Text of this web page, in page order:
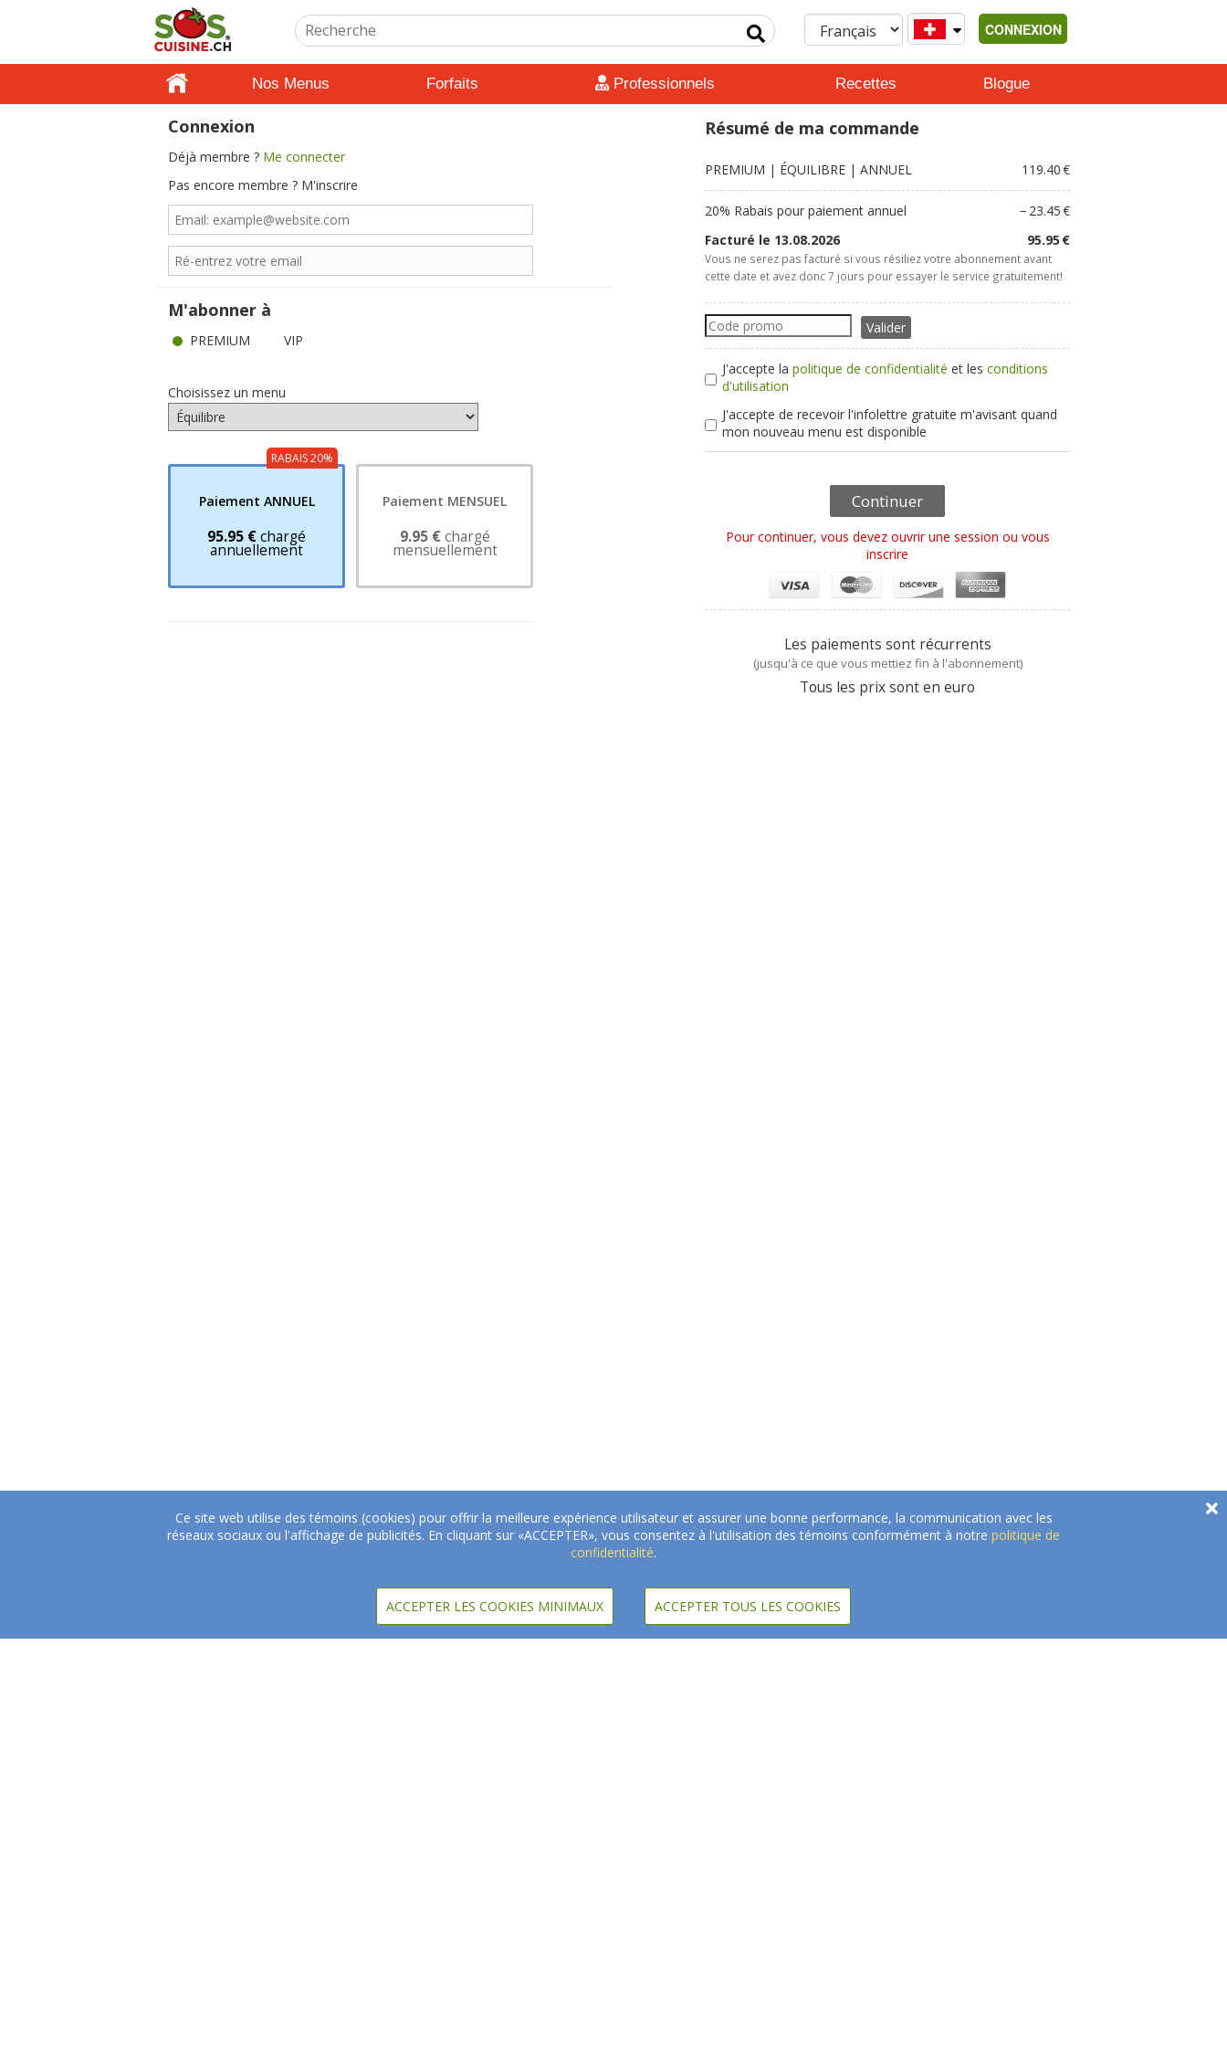
CONNEXION
Nos Menus Forfaits Professionnels Recettes Blogue
Résumé de ma commande
PREMIUM | ÉQUILIBRE | ANNUEL 119.40 €
20% Rabais pour paiement annuel − 23.45 €
Facturé le 13.08.2026
95.95 €
Vous ne serez pas facturé si vous résiliez votre abonnement avant
cette date et avez donc 7 jours pour essayer le service gratuitement!
Valider
J'accepte la politique de confidentialité et les conditions
d'utilisation
J'accepte de recevoir l'infolettre gratuite m'avisant quand
mon nouveau menu est disponible
Continuer
Continuer
Pour continuer, vous devez ouvrir une session ou vous
inscrire
Les paiements sont récurrents
(jusqu'à ce que vous mettiez fin à l'abonnement)
Tous les prix sont en euro
Connexion
Déjà membre ? Me connecter
Pas encore membre ? M'inscrire
M'abonner à
PREMIUM VIP
Choisissez un menu
RABAIS 20%
Paiement ANNUEL
95.95 €chargé
annuellement
Paiement MENSUEL
9.95 €chargé
mensuellement
Ce site web utilise des témoins (cookies) pour offrir la meilleure expérience utilisateur et assurer une bonne performance, la communication avec les
réseaux sociaux ou l'affichage de publicités. En cliquant sur «ACCEPTER», vous consentez à l'utilisation des témoins conformément à notre politique de
confidentialité.
ACCEPTER LES COOKIES MINIMAUX ACCEPTER TOUS LES COOKIES